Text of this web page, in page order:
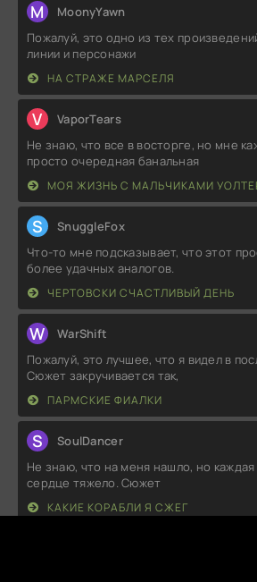
M MoonyYawn
Пожалуй, это одно из тех
линии и персонажи
НА СТРАЖЕ МАРСЕЛЯ
V VaporTears
Не знаю, что все в восторге, но мне
просто очередная банальная
МОЯ ЖИЗНЬ С МАЛЬЧИКАМИ
S SnuggleFox
Что-то мне подсказывает, что этот
более удачных аналогов.
ЧЕРТОВСКИ СЧАСТЛИВЫЙ ДЕНЬ
W WarShift
Пожалуй, это лучшее, что я видел в
Сюжет закручивается так,
ПАРМСКИЕ ФИАЛКИ
S SoulDancer
Не знаю, что на меня нашло, но каждая
сердце тяжело. Сюжет
КАКИЕ КОРАБЛИ Я СЖЕГ